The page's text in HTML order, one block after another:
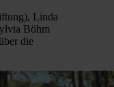
Linda
Böhm
die